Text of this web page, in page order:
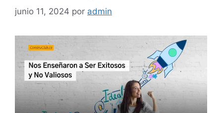
junio 11, 2024 por admin